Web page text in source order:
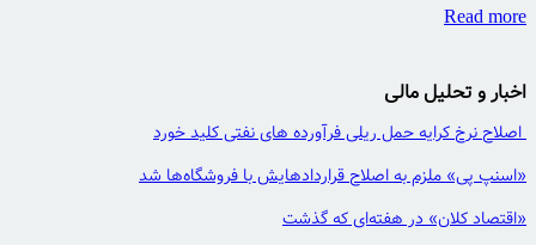
Read more
اخبار و تحلیل مالی
اصلاح نرخ کرایه حمل ریلی فرآورده های نفتی کلید خورد
«اسنپ پی» ملزم به اصلاح قراردادهایش با فروشگاه‌ها شد
«اقتصاد کلان» در هفته‌ای که گذشت